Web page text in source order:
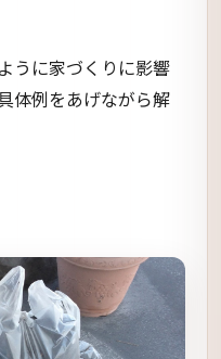
うに家づくりに影響
体例をあげながら解